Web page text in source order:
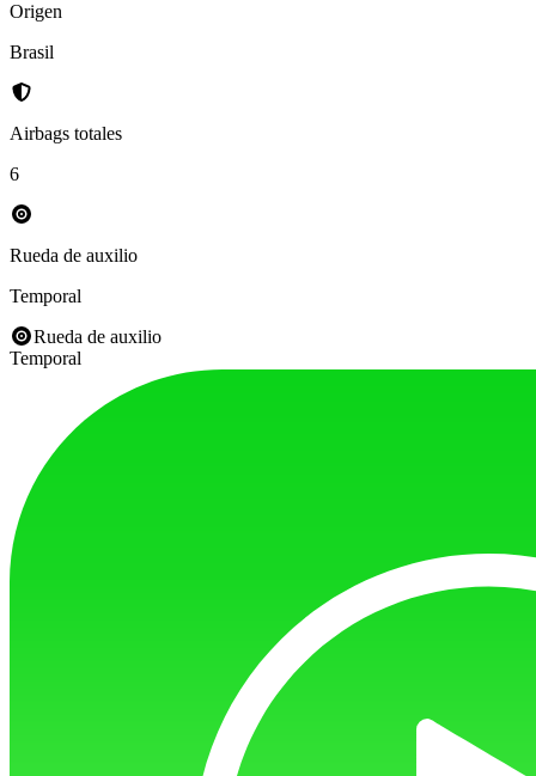
Origen
Brasil
Airbags totales
6
Rueda de auxilio
Temporal
Rueda de auxilio
Temporal